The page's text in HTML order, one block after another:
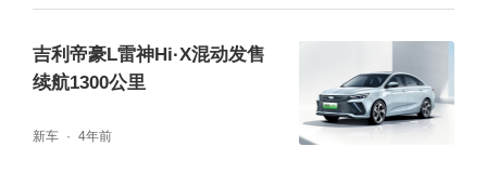
吉利帝豪L雷神Hi·X混动发售
续航1300公里
新车 4年前